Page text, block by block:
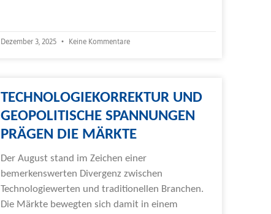
Dezember 3, 2025 Keine Kommentare
TECHNOLOGIEKORREKTUR UND
GEOPOLITISCHE SPANNUNGEN
PRÄGEN DIE MÄRKTE
Der August stand im Zeichen einer
bemerkenswerten Divergenz zwischen
Technologiewerten und traditionellen Branchen.
Die Märkte bewegten sich damit in einem